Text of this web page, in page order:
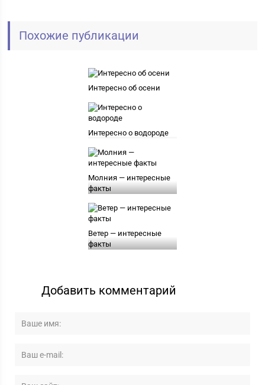
Похожие публикации
Интересно об осени
Интересно о водороде
Молния — интересные
факты
Ветер — интересные
факты
Добавить комментарий